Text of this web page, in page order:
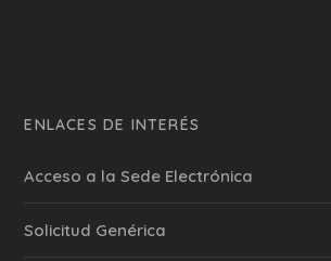
ENLACES DE INTERÉS
Acceso a la Sede Electrónica
Solicitud Genérica